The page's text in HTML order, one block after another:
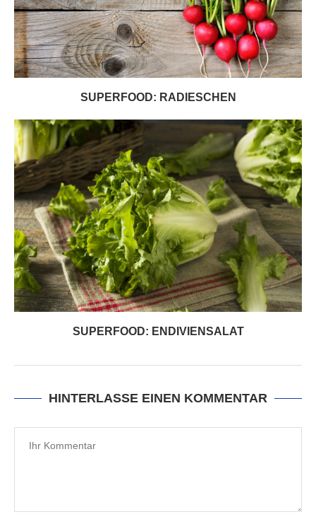
SUPERFOOD: RADIESCHEN
SUPERFOOD: ENDIVIENSALAT
HINTERLASSE EINEN KOMMENTAR